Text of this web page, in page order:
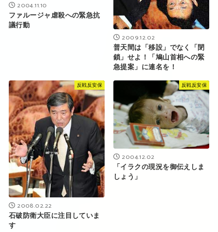
2004.11.10
ファルージャ虐殺への緊急抗
議行動
2009.12.02
普天間は「移設」でなく「閉
鎖」せよ！「鳩山首相への緊
急提案」に連名を！
反戦反安保
2008.02.22
石破防衛大臣に注目していま
す
反戦反安保
2004.12.02
「イラクの現況を御伝えしま
しょう」